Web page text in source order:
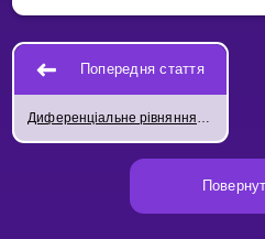
Попередня стаття
Диференціальне рівняння для гармонічних осциляторів